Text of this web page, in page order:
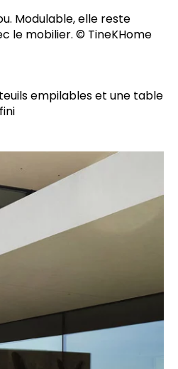
Modulable, elle reste
le mobilier. © TineKHome
empilables et une table